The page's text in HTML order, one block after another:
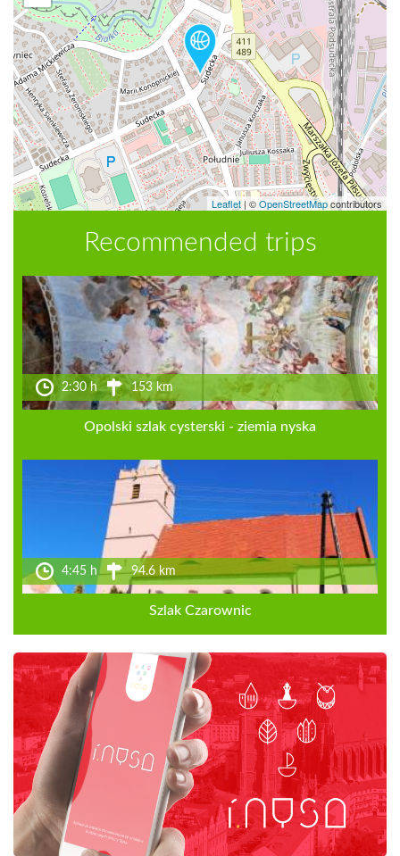
Leaflet|©OpenStreetMapcontributors
Recommended trips
2:30 h 153 km
Opolski szlak cysterski - ziemia nyska
4:45 h 94.6 km
Szlak Czarownic